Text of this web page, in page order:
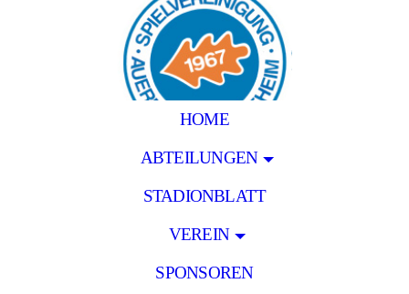
HOME
ABTEILUNGEN
STADIONBLATT
VEREIN
SPONSOREN